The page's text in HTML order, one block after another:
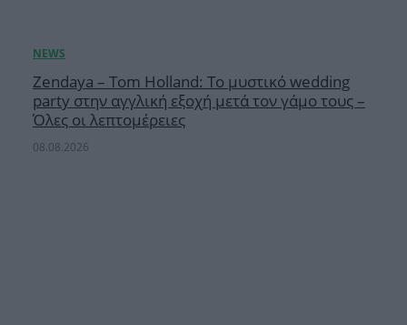
Zendaya – Tom Holland: Το μυστικό wedding
party στην αγγλική εξοχή μετά τον γάμο τους –
Όλες οι λεπτομέρειες
08.08.2026